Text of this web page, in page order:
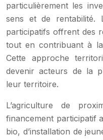
particulièrement les
sens et de rentabilité.
participatifs offrent des
tout en contribuant à
Cette approche
devenir acteurs de la
leur territoire.
L’agriculture de
financement participatif
bio, d’installation de